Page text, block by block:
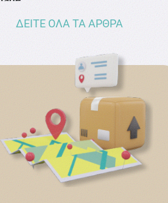
ΔΕΙΤΕ ΟΛΑ ΤΑ ΑΡΘΡΑ